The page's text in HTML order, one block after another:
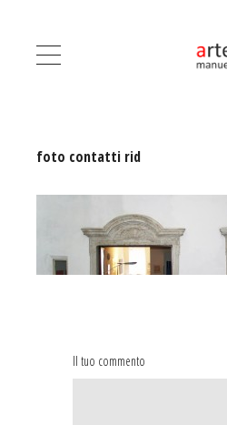
foto contatti rid
Il tuo commento